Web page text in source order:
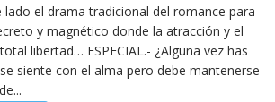
el drama tradicional del romance para
y magnético donde la atracción y el
libertad… ESPECIAL.- ¿Alguna vez has
siente con el alma pero debe mantenerse